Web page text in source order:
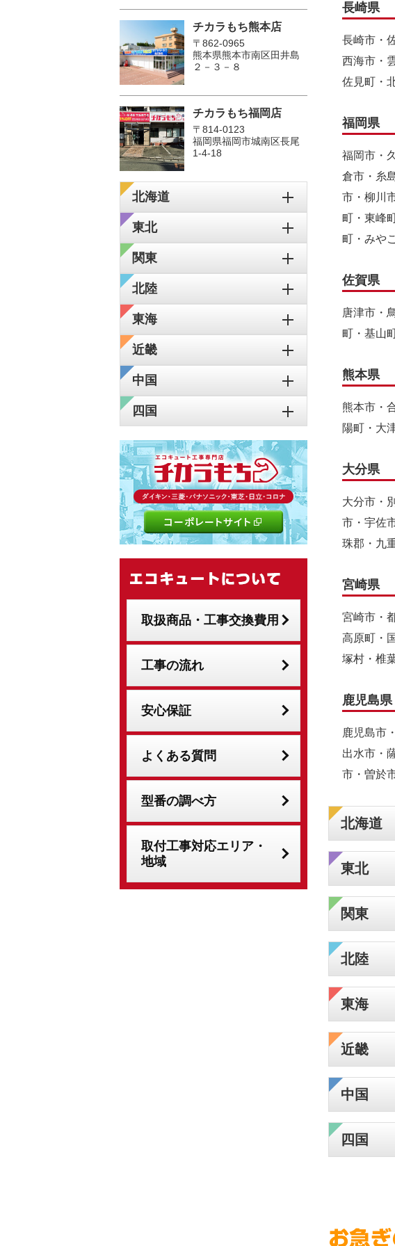
長崎県
長崎市・
西海市・
佐見町・
福岡県
福岡市・
倉市・糸
市・柳川
町・東峰
町・みや
佐賀県
唐津市・
町・基山
熊本県
熊本市・
陽町・大
大分県
大分市・
市・宇佐
珠郡・九
宮崎県
宮崎市・
高原町・
塚村・椎
鹿児島県
鹿児島市
出水市・
市・曽於
北海道
東北
関東
北陸
東海
近畿
中国
四国
チカラもち熊本店
〒862-0965
熊本県熊本市南区田井島
２－３－８
チカラもち福岡店
〒814-0123
福岡県福岡市城南区長尾
1‐4‐18
北海道
東北
関東
北陸
東海
近畿
中国
四国
取扱商品・工事交換費用
工事の流れ
安心保証
よくある質問
型番の調べ方
取付工事対応エリア・
地域